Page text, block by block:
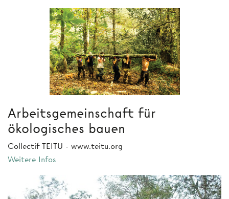
Arbeitsgemeinschaft für
ökologisches bauen
Collectif TEITU - www.teitu.org
Weitere Infos